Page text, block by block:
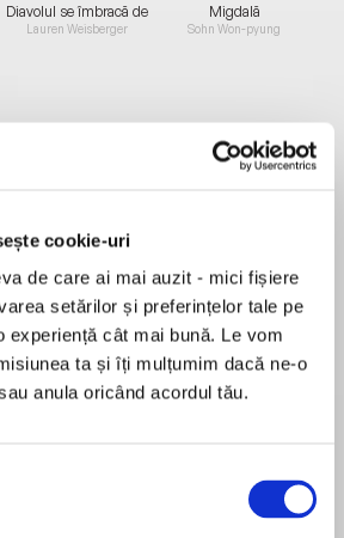
cookie-uri
de care ai mai auzit - mici fișiere
setărilor și preferințelor tale pe
experiență cât mai bună. Le vom
ta și îți mulțumim dacă ne-o
anula oricând acordul tău.
Diavolul se îmbracă de
la...
Lauren Weisberger
Migdală
Sohn Won-pyung
neobişnuit – apariţia
care arde în
–, unii oameni au căpătat
Denumiţi Epici, aceştia au
lumii, războindu-se între ei
şi omorând oameni nevinovaţi
Nimeni nu li se împotriveşte,
studiindu-i pe Epici,
o parte dintre ei. David
eroi , arme și teroriști care